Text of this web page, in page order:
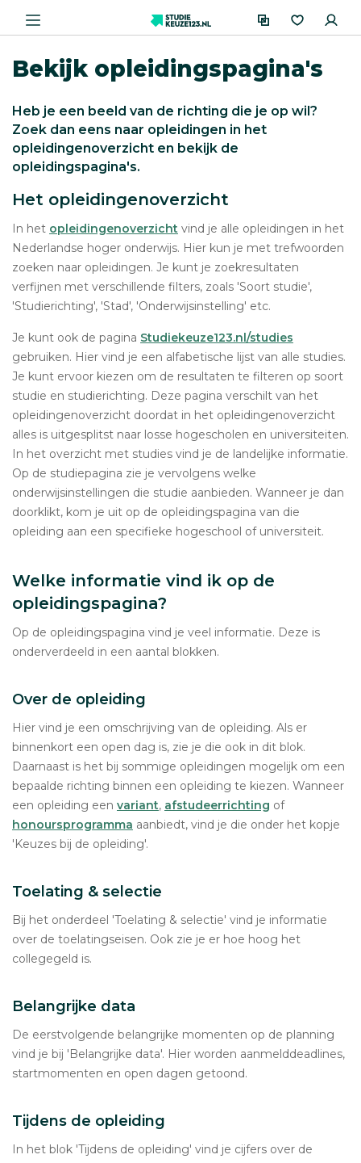
Bekijk opleidingspagina's
Heb je een beeld van de richting die je op wil?
Zoek dan eens naar opleidingen in het
opleidingenoverzicht en bekijk de
opleidingspagina's.
Het opleidingenoverzicht
In het opleidingenoverzicht vind je alle opleidingen in het
Nederlandse hoger onderwijs. Hier kun je met trefwoorden
zoeken naar opleidingen. Je kunt je zoekresultaten
verfijnen met verschillende filters, zoals 'Soort studie',
'Studierichting', 'Stad', 'Onderwijsinstelling' etc.
Je kunt ook de pagina Studiekeuze123.nl/studies
gebruiken. Hier vind je een alfabetische lijst van alle studies.
Je kunt ervoor kiezen om de resultaten te filteren op soort
studie en studierichting. Deze pagina verschilt van het
opleidingenoverzicht doordat in het opleidingenoverzicht
alles is uitgesplitst naar losse hogescholen en universiteiten.
In het overzicht met studies vind je de landelijke informatie.
Op de studiepagina zie je vervolgens welke
onderwijsinstellingen die studie aanbieden. Wanneer je dan
doorklikt, kom je uit op de opleidingspagina van die
opleiding aan een specifieke hogeschool of universiteit.
Welke informatie vind ik op de
opleidingspagina?
Op de opleidingspagina vind je veel informatie. Deze is
onderverdeeld in een aantal blokken.
Over de opleiding
Hier vind je een omschrijving van de opleiding. Als er
binnenkort een open dag is, zie je die ook in dit blok.
Daarnaast is het bij sommige opleidingen mogelijk om een
bepaalde richting binnen een opleiding te kiezen. Wanneer
een opleiding een variant, afstudeerrichting of
honoursprogramma aanbiedt, vind je die onder het kopje
'Keuzes bij de opleiding'.
Toelating & selectie
Bij het onderdeel 'Toelating & selectie' vind je informatie
over de toelatingseisen. Ook zie je er hoe hoog het
collegegeld is.
Belangrijke data
De eerstvolgende belangrijke momenten op de planning
vind je bij 'Belangrijke data'. Hier worden aanmelddeadlines,
startmomenten en open dagen getoond.
Tijdens de opleiding
In het blok 'Tijdens de opleiding' vind je cijfers over de